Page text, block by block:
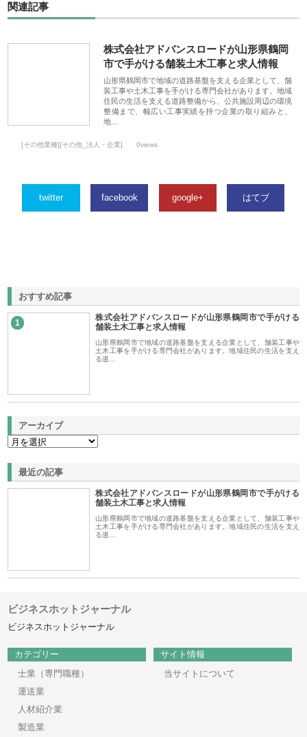
関連記事
株式会社アドバンスロードが山形県鶴岡
市で手がける舗装土木工事と求人情報
山形県鶴岡市で地域の道路基盤を支える企業として、舗
装工事や土木工事を手がける専門会社があります。地域
住民の生活を支える道路整備から、公共施設周辺の環境
整備まで、幅広い工事実績を持つ企業の取り組みと、
地…
[その他業種][その他_法人・企業] 0views
twitter facebook google+ はてブ
おすすめ記事
1
株式会社アドバンスロードが山形県鶴岡市で手がける
舗装土木工事と求人情報
山形県鶴岡市で地域の道路基盤を支える企業として、舗装工事や
土木工事を手がける専門会社があります。地域住民の生活を支え
る道…
アーカイブ
最近の記事
株式会社アドバンスロードが山形県鶴岡市で手がける
舗装土木工事と求人情報
山形県鶴岡市で地域の道路基盤を支える企業として、舗装工事や
土木工事を手がける専門会社があります。地域住民の生活を支え
る道…
ビジネスホットジャーナル
ビジネスホットジャーナル
カテゴリー
士業（専門職種）
運送業
人材紹介業
製造業
サイト情報
当サイトについて